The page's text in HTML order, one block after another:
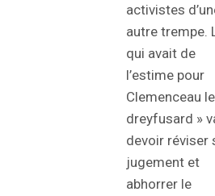
activistes
autre trempe.
qui avait de
l’estime pour
Clemenceau
dreyfusard »
devoir réviser
jugement et
abhorrer le